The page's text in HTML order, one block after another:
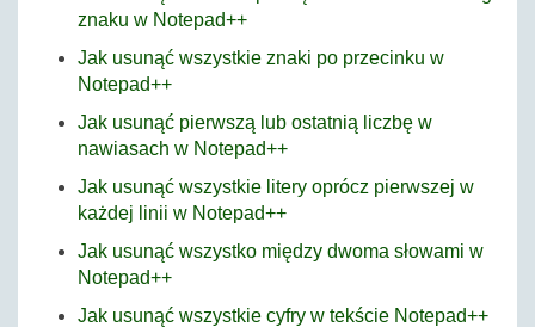
znaku w Notepad++
Jak usunąć wszystkie znaki po przecinku w
Notepad++
Jak usunąć pierwszą lub ostatnią liczbę w
nawiasach w Notepad++
Jak usunąć wszystkie litery oprócz pierwszej w
każdej linii w Notepad++
Jak usunąć wszystko między dwoma słowami w
Notepad++
Jak usunąć wszystkie cyfry w tekście Notepad++